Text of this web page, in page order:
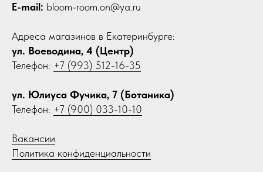
E-mail: bloom-room.on@ya.ru
Адреса магазинов в Екатеринбурге:
ул. Воеводина, 4 (Центр)
Телефон: +7 (993) 512-16-35
ул. Юлиуса Фучика, 7 (Ботаника)
Телефон: +7 (900) 033-10-10
Вакансии
Политика конфиденциальности